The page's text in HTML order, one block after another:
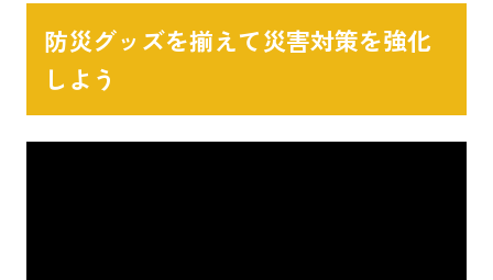
防災グッズを揃えて災害対策を強化
しよう